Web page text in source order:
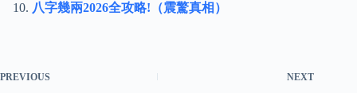
八字幾兩2026全攻略!（震驚真相）
PREVIOUS NEXT